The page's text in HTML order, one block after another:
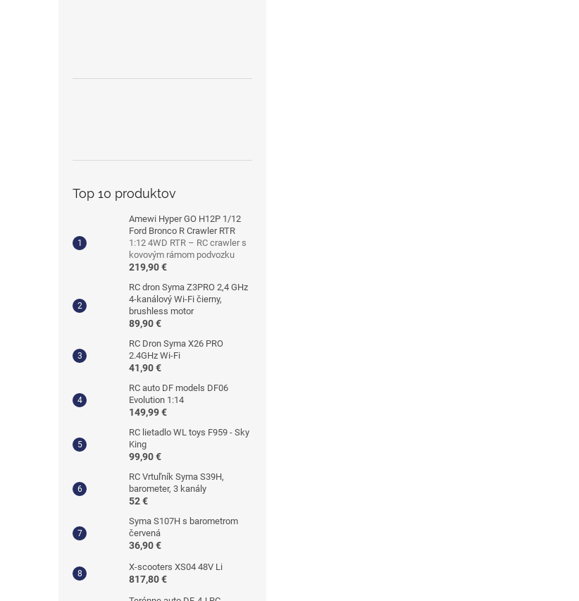
Top 10 produktov
Amewi Hyper GO H12P 1/12
Ford Bronco R Crawler RTR
1:12 4WD RTR – RC crawler s
kovovým rámom podvozku
219,90 €
RC dron Syma Z3PRO 2,4 GHz
4-kanálový Wi-Fi čierny,
brushless motor
89,90 €
RC Dron Syma X26 PRO
2.4GHz Wi-Fi
41,90 €
RC auto DF models DF06
Evolution 1:14
149,99 €
RC lietadlo WL toys F959 - Sky
King
99,90 €
RC Vrtuľník Syma S39H,
barometer, 3 kanály
52 €
Syma S107H s barometrom
červená
36,90 €
X-scooters XS04 48V Li
817,80 €